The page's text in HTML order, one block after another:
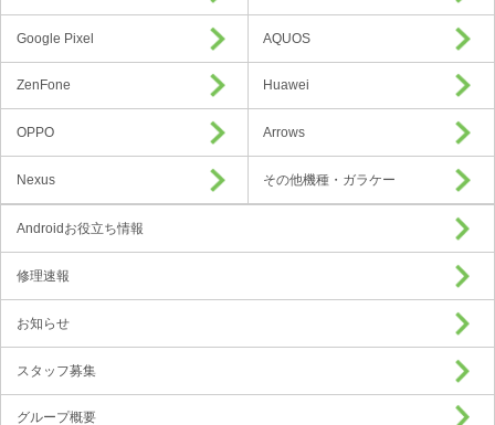
Google Pixel AQUOS
ZenFone Huawei
OPPO Arrows
Nexus その他機種・ガラケー
Androidお役立ち情報
修理速報
お知らせ
スタッフ募集
グループ概要